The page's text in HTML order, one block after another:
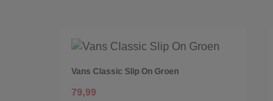
Vans Classic Slip On Groen
79,99